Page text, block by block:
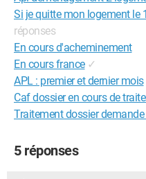
Si je quitte mon logement le
réponses
En cours d'acheminement
En cours france ✓
APL : premier et dernier mois
Caf dossier en cours de
Traitement dossier demande
5 réponses